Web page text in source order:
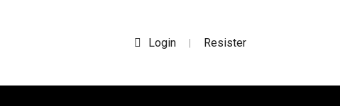
Login | Resister